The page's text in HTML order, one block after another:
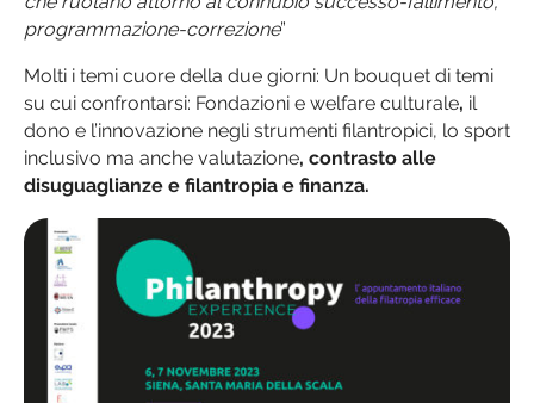
programmazione-correzione”
Molti i temi cuore della due giorni: Un bouquet di temi
su cui confrontarsi: Fondazioni e welfare culturale, il
dono e l’innovazione negli strumenti filantropici, lo sport
inclusivo ma anche valutazione, contrasto alle
disuguaglianze e filantropia e finanza.